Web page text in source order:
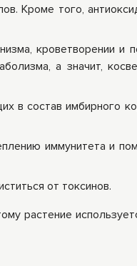
Кроме того,
кроветворении и
а значит,
в состав имбирного
иммунитета и
от токсинов.
растение